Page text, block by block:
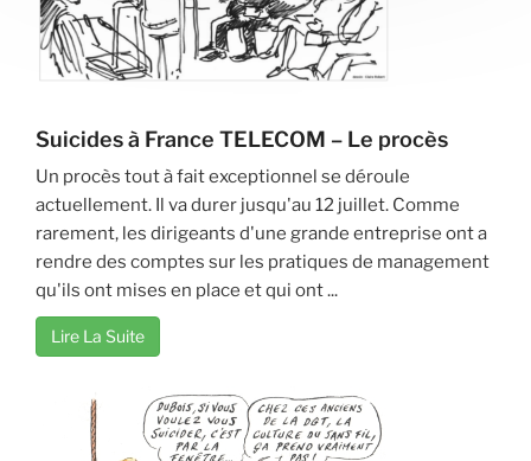
Suicides à France TELECOM – Le procès
Un procès tout à fait exceptionnel se déroule
actuellement. Il va durer jusqu'au 12 juillet. Comme
rarement, les dirigeants d'une grande entreprise ont a
rendre des comptes sur les pratiques de management
qu'ils ont mises en place et qui ont ...
Lire La Suite